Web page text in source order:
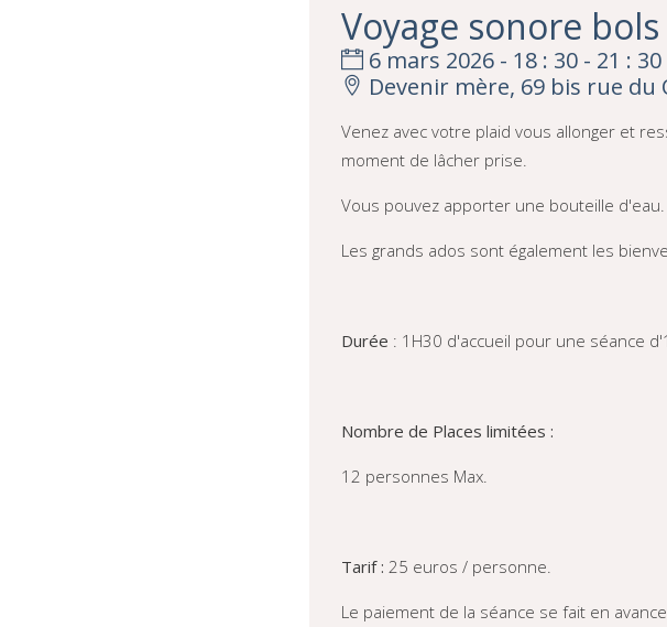
Voyage sonore
6 mars 2026 - 18 : 30 - 21 : 30
Devenir mère, 69 bis rue
Venez avec votre plaid vous allonger et
moment de lâcher prise.
Vous pouvez apporter une bouteille d'eau.
Les grands ados sont également les
Durée : 1H30 d'accueil pour une séance
Nombre de Places limitées :
12 personnes Max.
Tarif : 25 euros / personne.
Le paiement de la séance se fait en